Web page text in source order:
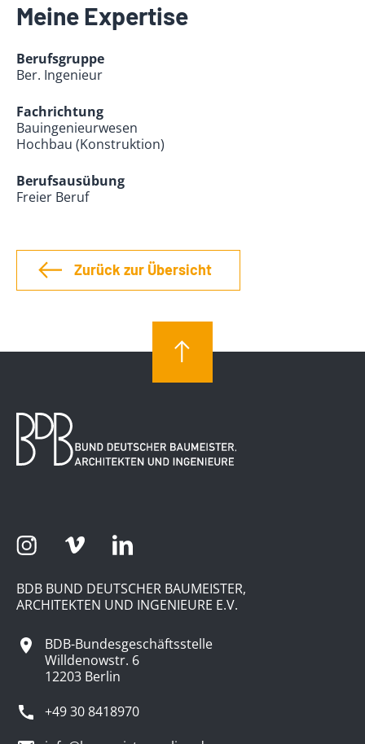
Meine Expertise
Berufsgruppe
Ber. Ingenieur
Fachrichtung
Bauingenieurwesen
Hochbau (Konstruktion)
Berufsausübung
Freier Beruf
Zurück zur Übersicht
BDB BUND DEUTSCHER BAUMEISTER,
ARCHITEKTEN UND INGENIEURE E.V.
BDB-Bundesgeschäftsstelle
Willdenowstr. 6
12203 Berlin
+49 30 8418970